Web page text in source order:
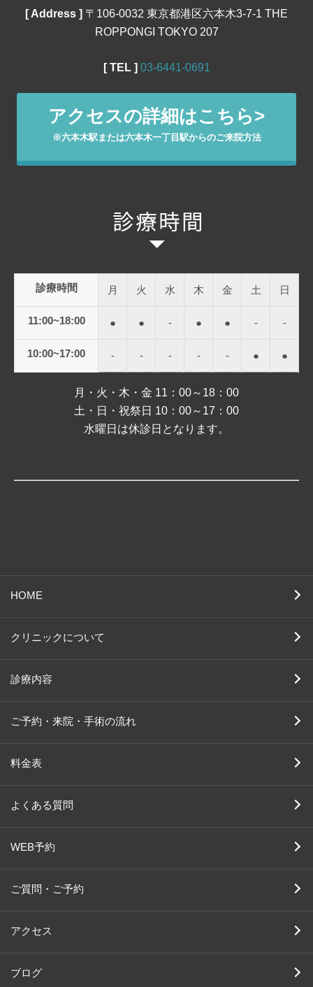
[ Address ] 〒106‐0032 東京都港区六本木3-7-1 THE
ROPPONGI TOKYO 207
[ TEL ] 03‐6441‐0691
アクセスの詳細はこちら>
※六本木駅または六本木一丁目駅からのご来院方法
診療時間 月 火 水 木 金 土 日
11:00~18:00 ● ● - ● ● - -
10:00~17:00 - - - - - ● ●
月・火・木・金 11：00～18：00
土・日・祝祭日 10：00～17：00
水曜日は休診日となります。
HOME
クリニックについて
診療内容
ご予約・来院・手術の流れ
料金表
よくある質問
WEB予約
ご質問・ご予約
アクセス
ブログ